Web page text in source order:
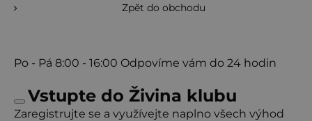
Zpět do obchodu
Po - Pá 8:00 - 16:00 Odpovíme vám do 24 hodin
Vstupte do Živina klubu
Zaregistrujte se a využívejte naplno všech výhod